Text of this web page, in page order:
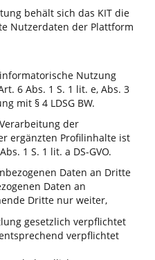
behält sich das KIT die
Nutzerdaten der Plattform
Nutzung
6 Abs. 1 S. 1 lit. e, Abs. 3
mit § 4 LDSG BW.
der
ergänzten Profilinhalte ist
1 S. 1 lit. a DS-GVO.
Daten an Dritte
Daten an
Dritte nur weiter,
gesetzlich verpflichtet
verpflichtet